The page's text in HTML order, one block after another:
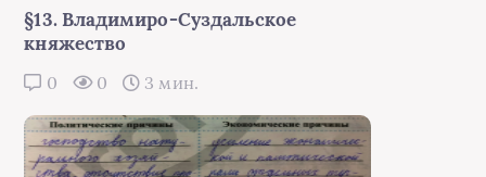
§13. Владимиро-Суздальское
княжество
0 0 3 мин.